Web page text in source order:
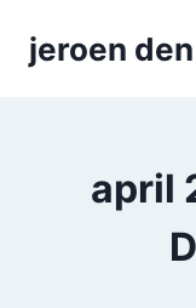
jeroen
april